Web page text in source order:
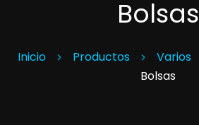
Bolsas
Inicio Productos Varios
Bolsas